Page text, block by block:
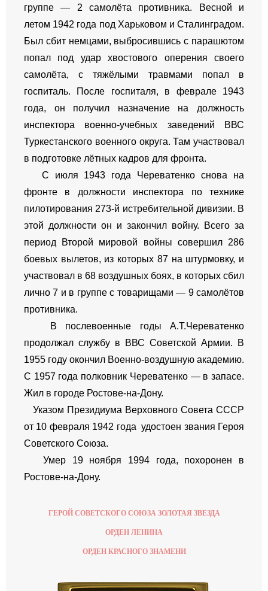
группе — 2 самолёта противника. Весной и
летом 1942 года под Харьковом и Сталинградом.
Был сбит немцами, выбросившись с парашютом
попал под удар хвостового оперения своего
самолёта, с тяжёлыми травмами попал в
госпиталь. После госпиталя, в феврале 1943
года, он получил назначение на должность
инспектора военно-учебных заведений ВВС
Туркестанского военного округа. Там участвовал
в подготовке лётных кадров для фронта.
С июля 1943 года Череватенко снова на
фронте в должности инспектора по технике
пилотирования 273-й истребительной дивизии. В
этой должности он и закончил войну. Всего за
период Второй мировой войны совершил 286
боевых вылетов, из которых 87 на штурмовку, и
участвовал в 68 воздушных боях, в которых сбил
лично 7 и в группе с товарищами — 9 самолётов
противника.
В послевоенные годы А.Т.Череватенко
продолжал службу в ВВС Советской Армии. В
1955 году окончил Военно-воздушную академию.
С 1957 года полковник Череватенко — в запасе.
Жил в городе Ростове-на-Дону.
Указом Президиума Верховного Совета СССР
от 10 февраля 1942 года удостоен звания Героя
Советского Союза.
Умер 19 ноября 1994 года, похоронен в
Ростове-на-Дону.
ГЕРОЙ СОВЕТСКОГО СОЮЗА ЗОЛОТАЯ ЗВЕЗДА
ОРДЕН ЛЕНИНА
ОРДЕН КРАСНОГО ЗНАМЕНИ